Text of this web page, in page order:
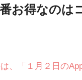
お得なのは
、「１月２日の